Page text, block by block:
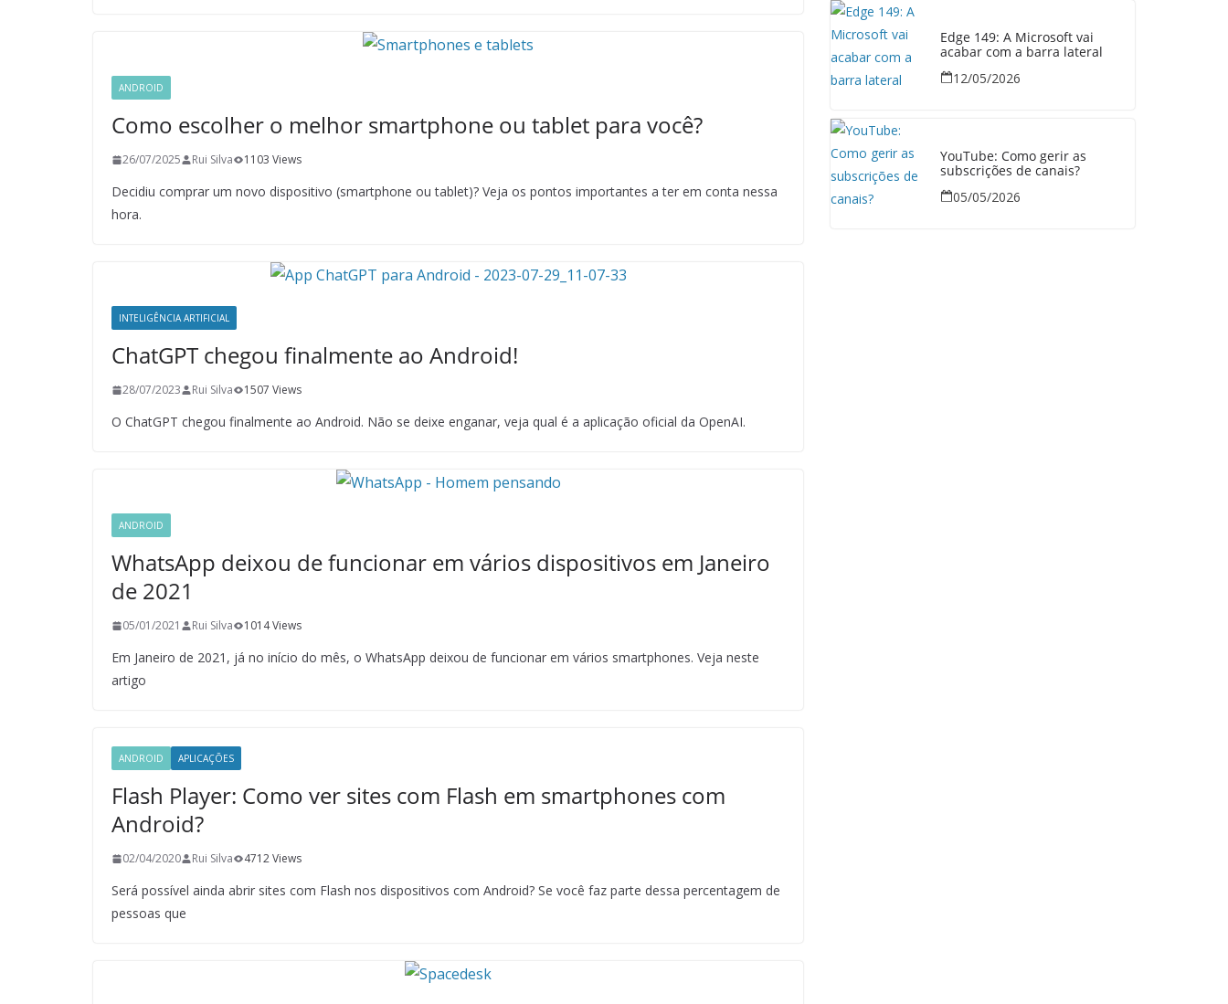
ANDROID
Como escolher o melhor smartphone ou tablet para você?
26/07/2025 Rui Silva 1103 Views
Decidiu comprar um novo dispositivo (smartphone ou tablet)? Veja os pontos importantes a ter em conta nessa
hora.
INTELIGÊNCIA ARTIFICIAL
ChatGPT chegou finalmente ao Android!
28/07/2023 Rui Silva 1507 Views
O ChatGPT chegou finalmente ao Android. Não se deixe enganar, veja qual é a aplicação oficial da OpenAI.
ANDROID
WhatsApp deixou de funcionar em vários dispositivos em Janeiro
de 2021
05/01/2021 Rui Silva 1014 Views
Em Janeiro de 2021, já no início do mês, o WhatsApp deixou de funcionar em vários smartphones. Veja neste
artigo
ANDROID APLICAÇÕES
Flash Player: Como ver sites com Flash em smartphones com
Android?
02/04/2020 Rui Silva 4712 Views
Será possível ainda abrir sites com Flash nos dispositivos com Android? Se você faz parte dessa percentagem de
pessoas que
Edge 149: A Microsoft vai
acabar com a barra lateral
12/05/2026
YouTube: Como gerir as
subscrições de canais?
05/05/2026